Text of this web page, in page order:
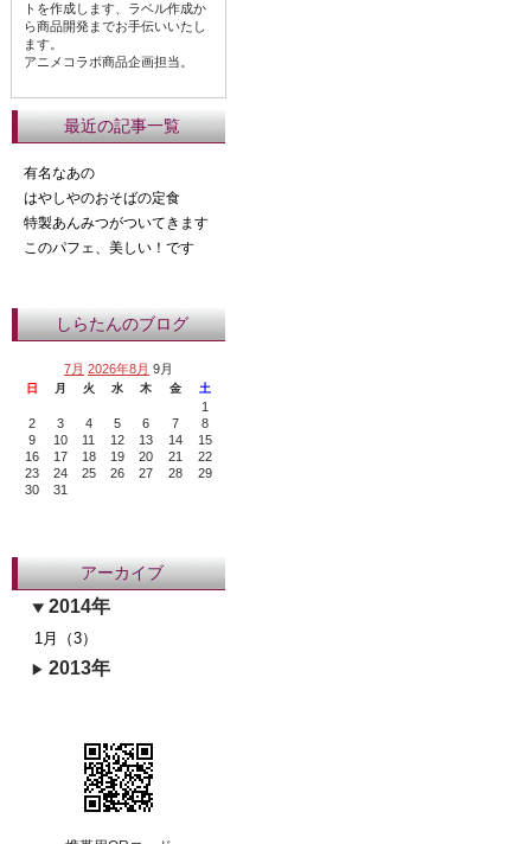
トを作成します、ラベル作成か
ら商品開発までお手伝いいたし
ます。
アニメコラボ商品企画担当。
最近の記事一覧
有名なあの
はやしやのおそばの定食
特製あんみつがついてきます
このパフェ、美しい！です
しらたんのブログ
7月 2026年8月 9月
日 月 火 水 木 金 土
1
2
3 4 5 6 7
8
9
10 11 12 13 14
15
16
17 18 19 20 21
22
23
24 25 26 27 28
29
30
31
アーカイブ
2014年
1月（3）
2013年